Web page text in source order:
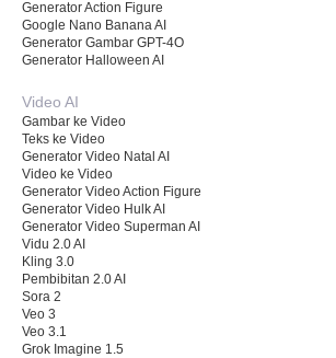
Generator Action Figure
Google Nano Banana AI
Generator Gambar GPT-4O
Generator Halloween AI
Video AI
Gambar ke Video
Teks ke Video
Generator Video Natal AI
Video ke Video
Generator Video Action Figure
Generator Video Hulk AI
Generator Video Superman AI
Vidu 2.0 AI
Kling 3.0
Pembibitan 2.0 AI
Sora 2
Veo 3
Veo 3.1
Grok Imagine 1.5